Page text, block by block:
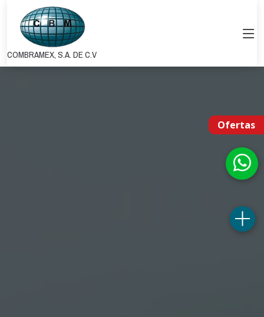
Ofertas
COMBRAMEX, S.A. DE C.V